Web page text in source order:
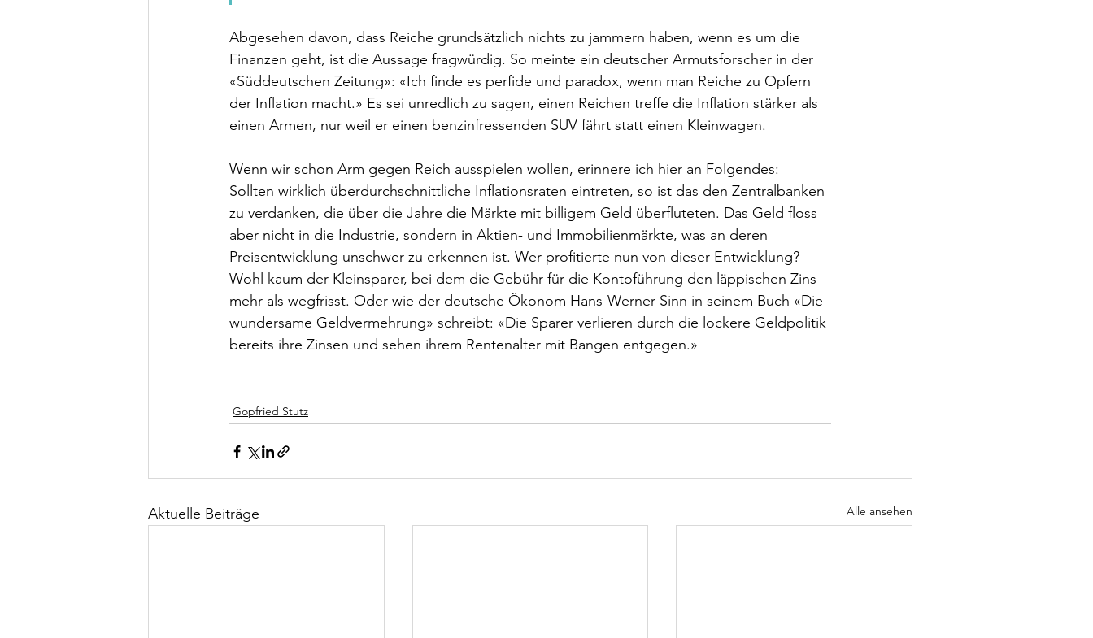
Abgesehen davon, dass Reiche grundsätzlich nichts zu jammern haben, wenn es um die
Finanzen geht, ist die Aussage fragwürdig. So meinte ein deutscher Armutsforscher in der
«Süddeutschen Zeitung»: «Ich finde es perfide und paradox, wenn man Reiche zu Opfern
der Inflation macht.» Es sei unredlich zu sagen, einen Reichen treffe die Inflation stärker als
einen Armen, nur weil er einen benzinfressenden SUV fährt statt einen Kleinwagen.
Wenn wir schon Arm gegen Reich ausspielen wollen, erinnere ich hier an Folgendes:
Sollten wirklich überdurchschnittliche Inflationsraten eintreten, so ist das den Zentralbanken
zu verdanken, die über die Jahre die Märkte mit billigem Geld überfluteten. Das Geld floss
aber nicht in die Industrie, sondern in Aktien- und Immobilienmärkte, was an deren
Preisentwicklung unschwer zu erkennen ist. Wer profitierte nun von dieser Entwicklung?
Wohl kaum der Kleinsparer, bei dem die Gebühr für die Kontoführung den läppischen Zins
mehr als wegfrisst. Oder wie der deutsche Ökonom Hans-Werner Sinn in seinem Buch «Die
wundersame Geldvermehrung» schreibt: «Die Sparer verlieren durch die lockere Geldpolitik
bereits ihre Zinsen und sehen ihrem Rentenalter mit Bangen entgegen.»
Gopfried Stutz
Aktuelle Beiträge Alle ansehen